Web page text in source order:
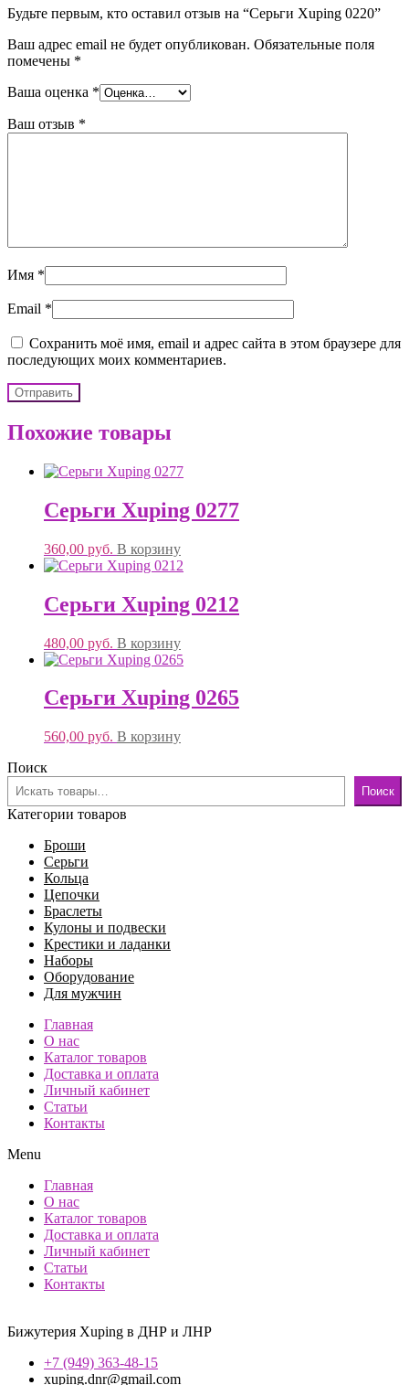
Будьте первым, кто оставил отзыв на “Серьги Xuping 0220”
Ваш адрес email не будет опубликован. Обязательные поля
помечены *
Ваша оценка *
Ваш отзыв *
Имя *
Email *
Сохранить моё имя, email и адрес сайта в этом браузере для
последующих моих комментариев.
Похожие товары
Серьги Xuping 0277
360,00 руб. В корзину
Серьги Xuping 0212
480,00 руб. В корзину
Серьги Xuping 0265
560,00 руб. В корзину
Поиск
Поиск
Категории товаров
Броши
Серьги
Кольца
Цепочки
Браслеты
Кулоны и подвески
Крестики и ладанки
Наборы
Оборудование
Для мужчин
Главная
О нас
Каталог товаров
Доставка и оплата
Личный кабинет
Статьи
Контакты
Menu
Главная
О нас
Каталог товаров
Доставка и оплата
Личный кабинет
Статьи
Контакты
Бижутерия Xuping в ДНР и ЛНР
+7 (949) 363-48-15
xuping.dnr@gmail.com